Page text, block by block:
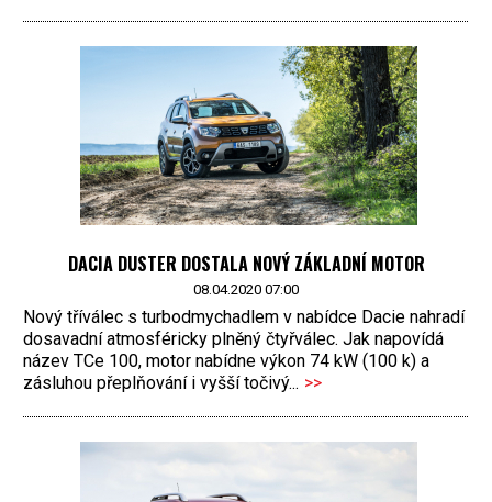
DACIA DUSTER DOSTALA NOVÝ ZÁKLADNÍ MOTOR
08.04.2020 07:00
Nový tříválec s turbodmychadlem v nabídce Dacie nahradí
dosavadní atmosféricky plněný čtyřválec. Jak napovídá
název TCe 100, motor nabídne výkon 74 kW (100 k) a
zásluhou přeplňování i vyšší točivý... >>